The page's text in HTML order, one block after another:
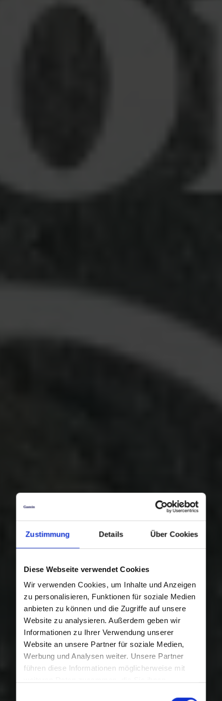
Zustimmung Details Über Cookies
Diese Webseite verwendet Cookies
Wir verwenden Cookies, um Inhalte und Anzeigen
zu personalisieren, Funktionen für soziale Medien
anbieten zu können und die Zugriffe auf unsere
Website zu analysieren. Außerdem geben wir
Informationen zu Ihrer Verwendung unserer
Website an unsere Partner für soziale Medien,
Werbung und Analysen weiter. Unsere Partner
führen diese Informationen möglicherweise mit